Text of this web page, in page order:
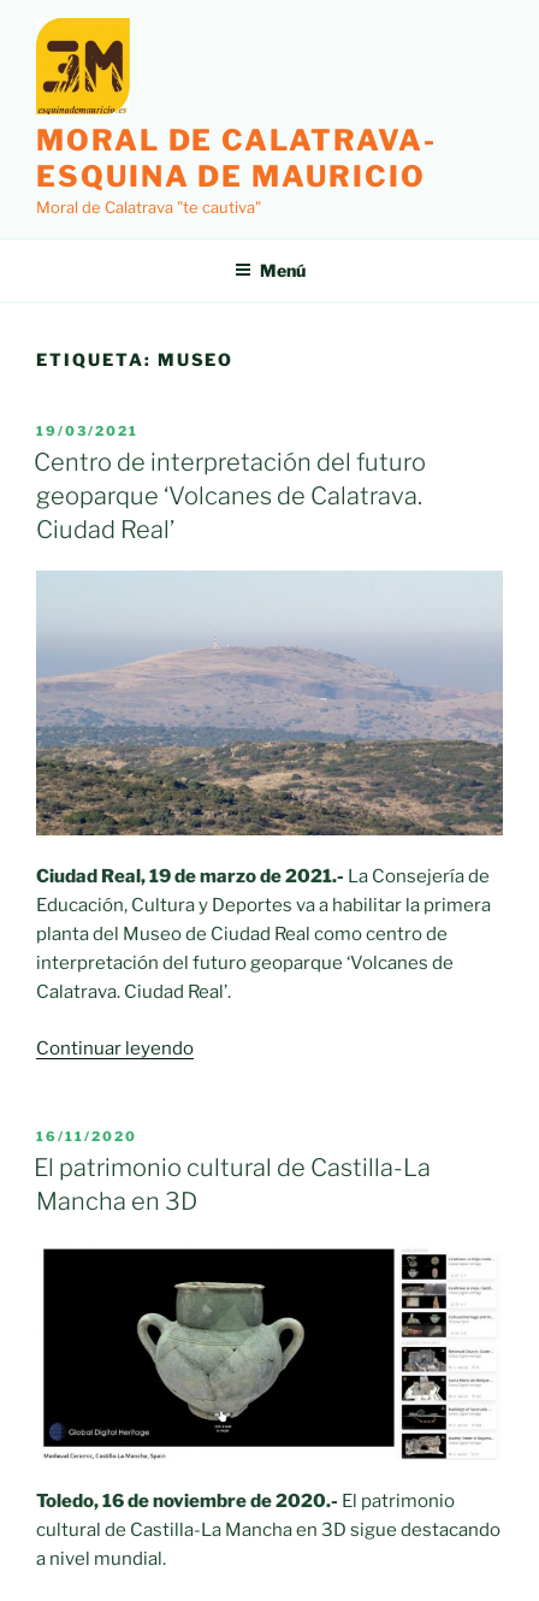
contenido
MORAL DE CALATRAVA-
ESQUINA DE MAURICIO
Moral de Calatrava "te cautiva"
Menú
ETIQUETA: MUSEO
PUBLICADO
EL
19/03/2021
Centro de interpretación del futuro
geoparque ‘Volcanes de Calatrava.
Ciudad Real’
Ciudad Real, 19 de marzo de 2021.- La Consejería de
Educación, Cultura y Deportes va a habilitar la primera
planta del Museo de Ciudad Real como centro de
interpretación del futuro geoparque ‘Volcanes de
Calatrava. Ciudad Real’.
Continuar leyendo«Centro
futuro
geoparque
de
Calatrava.
Ciudad
Real’»
PUBLICADO
EL
16/11/2020
El patrimonio cultural de Castilla-La
Mancha en 3D
Toledo, 16 de noviembre de 2020.- El patrimonio
cultural de Castilla-La Mancha en 3D sigue destacando
a nivel mundial.